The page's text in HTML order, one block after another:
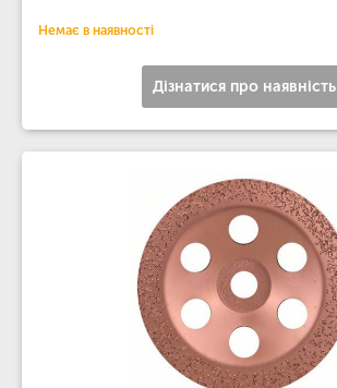
Немає в наявності
Дізнатися про наявність